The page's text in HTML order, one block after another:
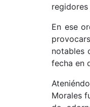
En ese
notables
fecha en
Morales